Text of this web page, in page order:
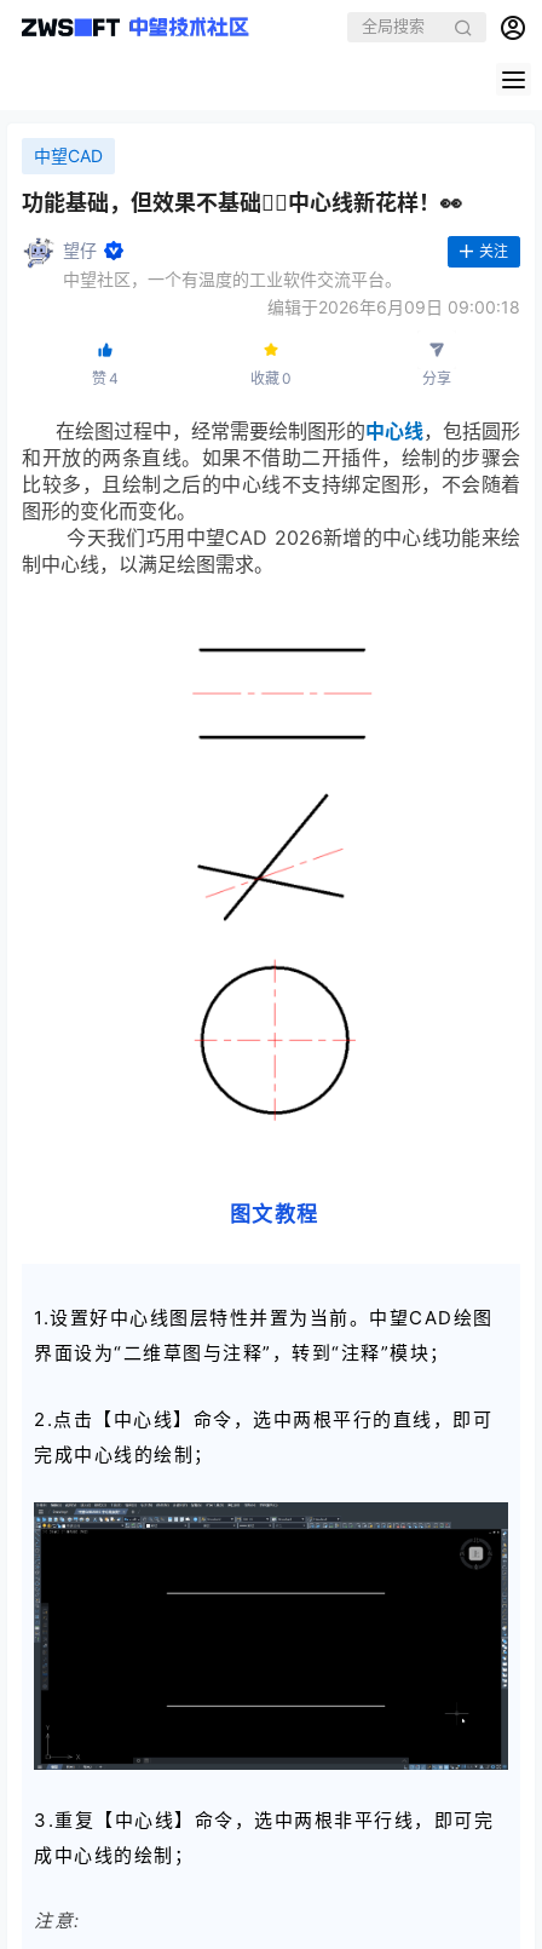
中望CAD
功能基础，但效果不基础🙅‍♀️中心线新花样！👀
望仔
中望社区，一个有温度的工业软件交流平台。
关注
编辑于2026年6月09日 09:00:18
赞4 收藏0 分享
在绘图过程中，经常需要绘制图形的中心线，包括圆形
和开放的两条直线。如果不借助二开插件，绘制的步骤会
比较多，且绘制之后的中心线不支持绑定图形，不会随着
图形的变化而变化。
今天我们巧用中望CAD 2026新增的中心线功能来绘
制中心线，以满足绘图需求。
图文教程
1.设置好中心线图层特性并置为当前。中望CAD绘图
界面设为“二维草图与注释”，转到“注释”模块；
2.点击【中心线】命令，选中两根平行的直线，即可
完成中心线的绘制；
3.重复【中心线】命令，选中两根非平行线，即可完
成中心线的绘制；
注意: